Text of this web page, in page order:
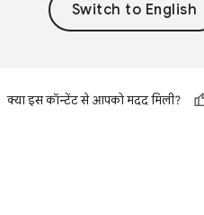
क्या इस कॉन्टेंट से आपको मदद मिली?